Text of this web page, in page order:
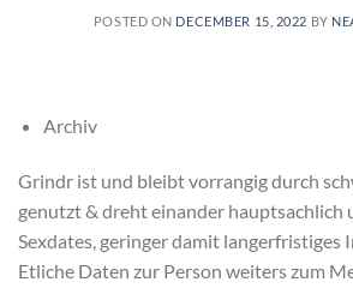
POSTED ON DECEMBER 15, 2022 BY
Archiv
Grindr ist und bleibt vorrangig durch
genutzt & dreht einander hauptsachlich
Sexdates, geringer damit langerfristiges
Etliche Daten zur Person weiters zum